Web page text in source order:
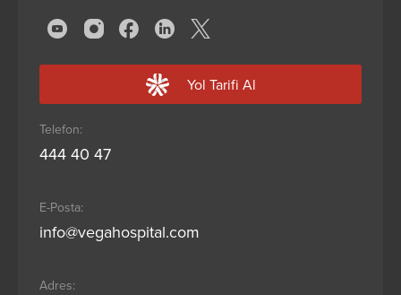
Yol Tarifi Al
Telefon:
444 40 47
E-Posta:
info@vegahospital.com
Adres: